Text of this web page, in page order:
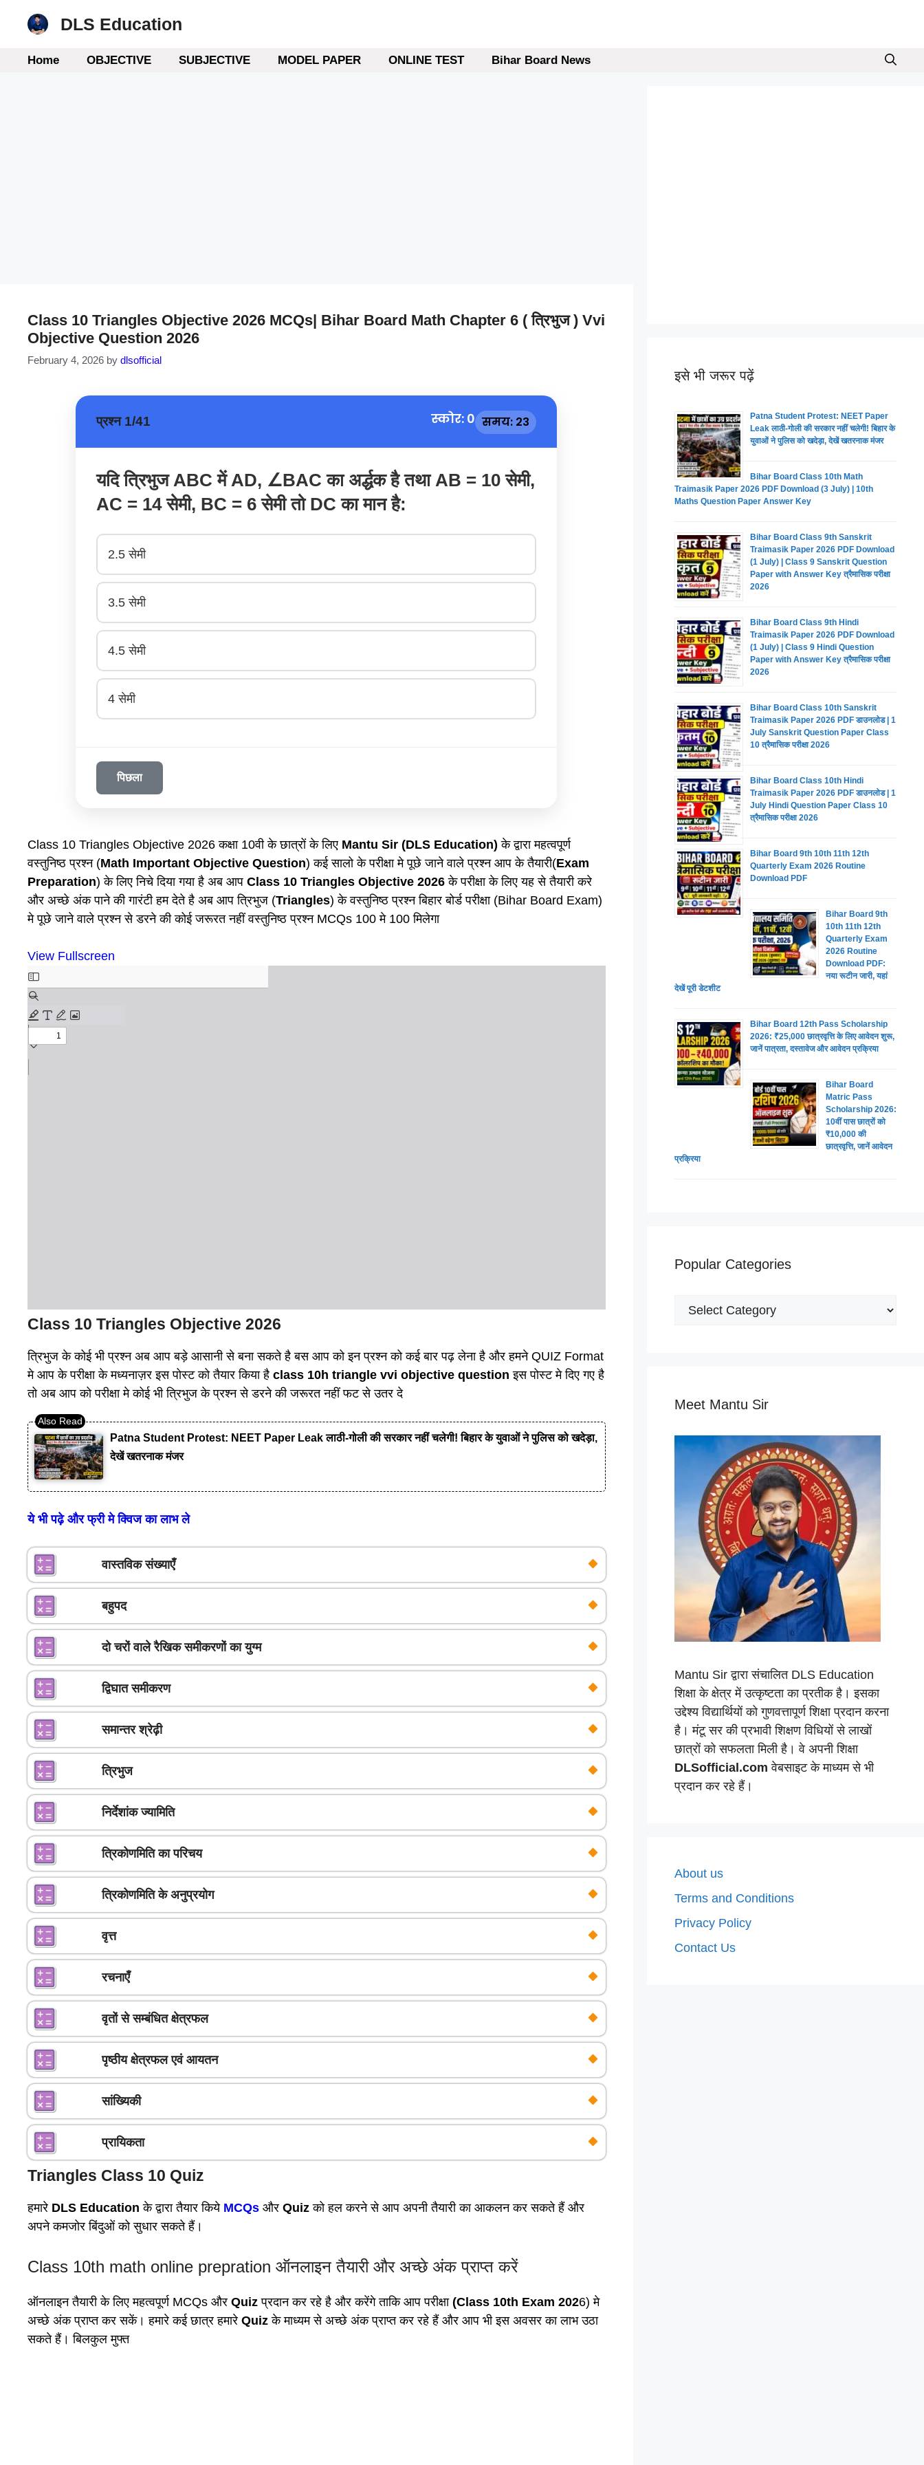
DLS Education
Home OBJECTIVE SUBJECTIVE MODEL PAPER ONLINE TEST Bihar Board News
Class 10 Triangles Objective 2026 MCQs| Bihar Board Math Chapter 6 ( त्रिभुज ) Vvi
Objective Question 2026
February 4, 2026 by dlsofficial
प्रश्न 1/41 स्कोर: 0 समय: 22
यदि त्रिभुज ABC में AD, ∠BAC का अर्द्धक है तथा AB = 10 सेमी,
AC = 14 सेमी, BC = 6 सेमी तो DC का मान है:
2.5 सेमी
3.5 सेमी
4.5 सेमी
4 सेमी
पिछला
Class 10 Triangles Objective 2026 कक्षा 10वी के छात्रों के लिए Mantu Sir (DLS Education) के द्वारा महत्वपूर्ण
वस्तुनिष्ठ प्रश्न (Math Important Objective Question) कई सालो के परीक्षा मे पूछे जाने वाले प्रश्न आप के तैयारी(Exam
Preparation) के लिए निचे दिया गया है अब आप Class 10 Triangles Objective 2026के परीक्षा के लिए यह से तैयारी करे
और अच्छे अंक पाने की गारंटी हम देते है अब आप त्रिभुज (Triangles) के वस्तुनिष्ठ प्रश्न बिहार बोर्ड परीक्षा (Bihar Board Exam)
मे पूछे जाने वाले प्रश्न से डरने की कोई जरूरत नहीं वस्तुनिष्ठ प्रश्न MCQs 100 मे 100 मिलेगा
View Fullscreen
Skip
to
PDF
content
Class 10 Triangles Objective 2026
त्रिभुज के कोई भी प्रश्न अब आप बड़े आसानी से बना सकते है बस आप को इन प्रश्न को कई बार पढ़ लेना है और हमने QUIZ Format
मे आप के परीक्षा के मध्यनाज़र इस पोस्ट को तैयार किया है class 10h triangle vvi objective question इस पोस्ट मे दिए गए है
तो अब आप को परीक्षा मे कोई भी त्रिभुज के प्रश्न से डरने की जरूरत नहीं फट से उतर दे
Patna Student Protest: NEET Paper Leak लाठी-गोली की सरकार नहीं चलेगी! बिहार के युवाओं ने पुलिस को खदेड़ा,
देखें खतरनाक मंजर
ये भी पढ़े और फ्री मे क्विज का लाभ ले
वास्तविक संख्याएँ
बहुपद
दो चरों वाले रैखिक समीकरणों का युग्म
द्विघात समीकरण
समान्तर श्रेढ़ी
त्रिभुज
निर्देशांक ज्यामिति
त्रिकोणमिति का परिचय
त्रिकोणमिति के अनुप्रयोग
वृत्त
रचनाएँ
वृतों से सम्बंधित क्षेत्रफल
पृष्ठीय क्षेत्रफल एवं आयतन
सांख्यिकी
प्रायिकता
Triangles Class 10 Quiz
हमारे DLS Education के द्वारा तैयार किये MCQs और Quiz को हल करने से आप अपनी तैयारी का आकलन कर सकते हैं और
अपने कमजोर बिंदुओं को सुधार सकते हैं।
Class 10th math online prepration ऑनलाइन तैयारी और अच्छे अंक प्राप्त करें
ऑनलाइन तैयारी के लिए महत्वपूर्ण MCQs और Quiz प्रदान कर रहे है और करेंगे ताकि आप परीक्षा (Class 10th Exam 2026) मे
अच्छे अंक प्राप्त कर सकें। हमारे कई छात्र हमारे Quiz के माध्यम से अच्छे अंक प्राप्त कर रहे हैं और आप भी इस अवसर का लाभ उठा
सकते हैं। बिलकुल मुफ्त
इसे भी जरूर पढ़ें
Patna Student Protest: NEET Paper
Leak लाठी-गोली की सरकार नहीं चलेगी! बिहार के
युवाओं ने पुलिस को खदेड़ा, देखें खतरनाक मंजर
Bihar Board Class 10th Math
Traimasik Paper 2026 PDF Download (3 July) | 10th
Maths Question Paper Answer Key
Bihar Board Class 9th Sanskrit
Traimasik Paper 2026 PDF Download
(1 July) | Class 9 Sanskrit Question
Paper with Answer Key त्रैमासिक परीक्षा
2026
Bihar Board Class 9th Hindi
Traimasik Paper 2026 PDF Download
(1 July) | Class 9 Hindi Question
Paper with Answer Key त्रैमासिक परीक्षा
2026
Bihar Board Class 10th Sanskrit
Traimasik Paper 2026 PDF डाउनलोड | 1
July Sanskrit Question Paper Class
10 त्रैमासिक परीक्षा 2026
Bihar Board Class 10th Hindi
Traimasik Paper 2026 PDF डाउनलोड | 1
July Hindi Question Paper Class 10
त्रैमासिक परीक्षा 2026
Bihar Board 9th 10th 11th 12th
Quarterly Exam 2026 Routine
Download PDF
Bihar Board 9th
10th 11th 12th
Quarterly Exam
2026 Routine
Download PDF:
नया रूटीन जारी, यहां
देखें पूरी डेटशीट
Bihar Board 12th Pass Scholarship
2026: ₹25,000 छात्रवृत्ति के लिए आवेदन शुरू,
जानें पात्रता, दस्तावेज और आवेदन प्रक्रिया
Bihar Board
Matric Pass
Scholarship 2026:
10वीं पास छात्रों को
₹10,000 की
छात्रवृत्ति, जानें आवेदन
प्रक्रिया
Popular Categories
Popular
Meet Mantu Sir
Mantu Sir द्वारा संचालित DLS Education
शिक्षा के क्षेत्र में उत्कृष्टता का प्रतीक है। इसका
उद्देश्य विद्यार्थियों को गुणवत्तापूर्ण शिक्षा प्रदान करना
है। मंटू सर की प्रभावी शिक्षण विधियों से लाखों
छात्रों को सफलता मिली है। वे अपनी शिक्षा
DLSofficial.com वेबसाइट के माध्यम से भी
प्रदान कर रहे हैं।
About us
Terms and Conditions
Privacy Policy
Contact Us